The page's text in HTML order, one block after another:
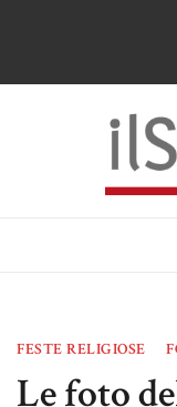
il
FESTE RELIGIOSE
Le foto